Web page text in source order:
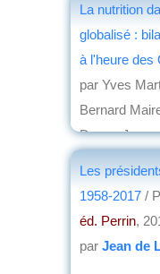
La nutrition
globalisé :
à l'heure des
par Yves
Bernard
Devaux]
Les
1958-2017 /
éd. Perrin,
par Jean de